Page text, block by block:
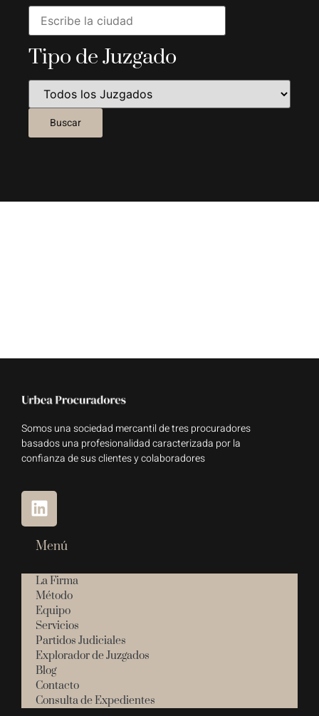
Tipo de Juzgado
Somos una sociedad mercantil de tres procuradores
basados una profesionalidad caracterizada por la
confianza de sus clientes y colaboradores
Menú
La Firma
Método
Equipo
Servicios
Partidos Judiciales
Explorador de Juzgados
Blog
Contacto
Consulta de Expedientes